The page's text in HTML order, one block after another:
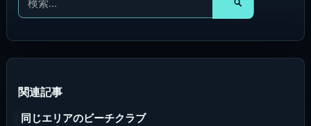
対
同じエリアのビーチクラブ